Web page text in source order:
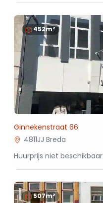
452m²
Ginnekenstraat 66
4811JJ Breda
Huurprijs niet beschikbaar
507m²